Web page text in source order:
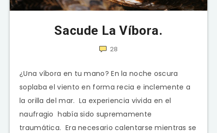
Sacude La Víbora.
28
¿Una víbora en tu mano? En la noche oscura
soplaba el viento en forma recia e inclemente a
la orilla del mar. La experiencia vivida en el
naufragio había sido supremamente
traumática. Era necesario calentarse mientras se